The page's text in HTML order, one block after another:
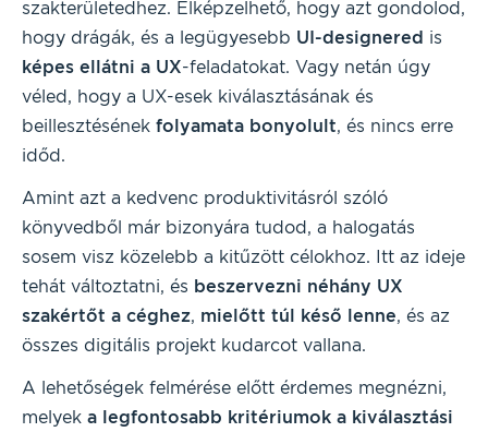
szakterületedhez. Elképzelhető, hogy azt gondolod,
hogy drágák, és a legügyesebb UI-designered is
képes ellátni a UX-feladatokat. Vagy netán úgy
véled, hogy a UX-esek kiválasztásának és
beillesztésének folyamata bonyolult, és nincs erre
időd.
Amint azt a kedvenc produktivitásról szóló
könyvedből már bizonyára tudod, a halogatás
sosem visz közelebb a kitűzött célokhoz. Itt az ideje
tehát változtatni, és beszervezni néhány UX
szakértőt a céghez, mielőtt túl késő lenne, és az
összes digitális projekt kudarcot vallana.
A lehetőségek felmérése előtt érdemes megnézni,
melyek a legfontosabb kritériumok a kiválasztási